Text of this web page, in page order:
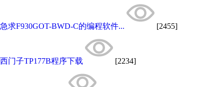
急求F930GOT-BWD-C的编程软件... [2455]
西门子TP177B程序下载 [2234]